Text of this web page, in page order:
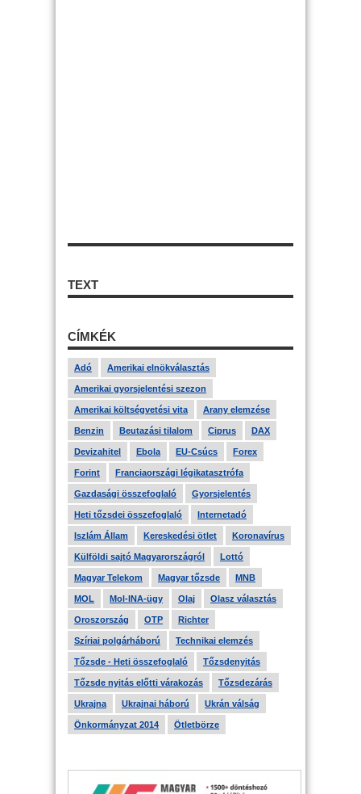
TEXT
CÍMKÉK
Adó Amerikai elnökválasztás
Amerikai gyorsjelentési szezon
Amerikai költségvetési vita Arany elemzése
Benzin Beutazási tilalom Ciprus DAX
Devizahitel Ebola EU-Csúcs Forex
Forint Franciaországi légikatasztrófa
Gazdasági összefoglaló Gyorsjelentés
Heti tőzsdei összefoglaló Internetadó
Iszlám Állam Kereskedési ötlet Koronavírus
Külföldi sajtó Magyarországról Lottó
Magyar Telekom Magyar tőzsde MNB
MOL Mol-INA-ügy Olaj Olasz választás
Oroszország OTP Richter
Szíriai polgárháború Technikai elemzés
Tőzsde - Heti összefoglaló Tőzsdenyitás
Tőzsde nyitás előtti várakozás Tőzsdezárás
Ukrajna Ukrajnai háború Ukrán válság
Önkormányzat 2014 Ötletbörze